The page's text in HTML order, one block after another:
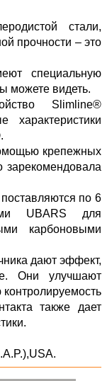
стали,
прочности – это
специальную
можете видеть.
Slimline®
крепежных
зарекомендовала
по 6
UBARS для
карбоновыми
дают эффект,
Они улучшают
также дает